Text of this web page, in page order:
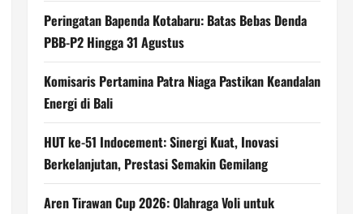
Peringatan Bapenda Kotabaru: Batas Bebas Denda
PBB-P2 Hingga 31 Agustus
Komisaris Pertamina Patra Niaga Pastikan Keandalan
Energi di Bali
HUT ke-51 Indocement: Sinergi Kuat, Inovasi
Berkelanjutan, Prestasi Semakin Gemilang
Aren Tirawan Cup 2026: Olahraga Voli untuk